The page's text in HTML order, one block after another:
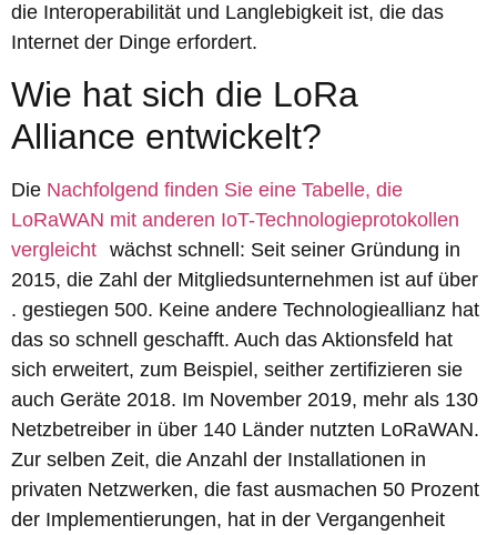
die Interoperabilität und Langlebigkeit ist, die das
Internet der Dinge erfordert.
Wie hat sich die LoRa
Alliance entwickelt?
Die Nachfolgend finden Sie eine Tabelle, die
LoRaWAN mit anderen IoT-Technologieprotokollen
vergleicht wächst schnell: Seit seiner Gründung in
2015, die Zahl der Mitgliedsunternehmen ist auf über
. gestiegen 500. Keine andere Technologieallianz hat
das so schnell geschafft. Auch das Aktionsfeld hat
sich erweitert, zum Beispiel, seither zertifizieren sie
auch Geräte 2018. Im November 2019, mehr als 130
Netzbetreiber in über 140 Länder nutzten LoRaWAN.
Zur selben Zeit, die Anzahl der Installationen in
privaten Netzwerken, die fast ausmachen 50 Prozent
der Implementierungen, hat in der Vergangenheit